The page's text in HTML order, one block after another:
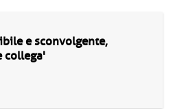
e sconvolgente,
collega'